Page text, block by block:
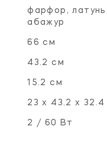
фарфор,
абажур
66 см
43.2 см
15.2 см
23 x 43.2 x 32.4
2 / 60 Вт